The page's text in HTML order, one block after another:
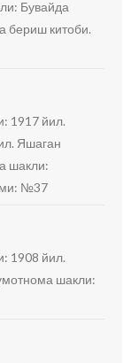
Бувайда
бериш китоби.
1917 йил.
Яшаган
шакли:
№37
1908 йил.
шакли: